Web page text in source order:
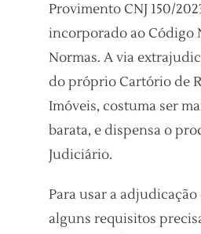
Provimento CNJ 150/
incorporado ao Código
Normas. A via
do próprio Cartório de
Imóveis, costuma ser
barata, e dispensa o
Judiciário.
Para usar a
alguns requisitos